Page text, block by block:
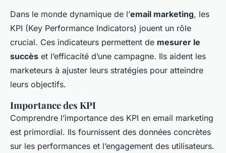
Dans le monde dynamique de l’email marketing, les
KPI (Key Performance Indicators) jouent un rôle
crucial. Ces indicateurs permettent de mesurer le
succès et l’efficacité d’une campagne. Ils aident les
marketeurs à ajuster leurs stratégies pour atteindre
leurs objectifs.
Importance des KPI
Comprendre l’importance des KPI en email marketing
est primordial. Ils fournissent des données concrètes
sur les performances et l’engagement des utilisateurs.